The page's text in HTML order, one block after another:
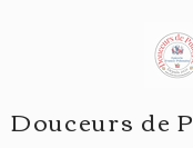
Douceurs de